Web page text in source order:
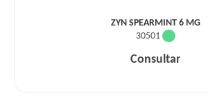
ZYN SPEARMINT 6 MG
30501
Consultar